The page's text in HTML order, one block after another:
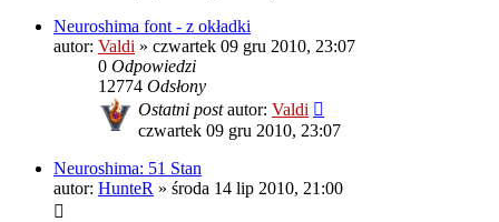
Neuroshima font - z okładki
autor: Valdi » czwartek 09 gru 2010, 23:07
0 Odpowiedzi
12774 Odsłony
Ostatni postautor: Valdi
czwartek 09 gru 2010, 23:07
Neuroshima: 51 Stan
autor: HunteR » środa 14 lip 2010, 21:00